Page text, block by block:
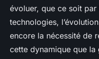
Elena•27 décembre 2023•
évoluer, que ce soit par
technologies,
encore la nécessité de
cette dynamique que la